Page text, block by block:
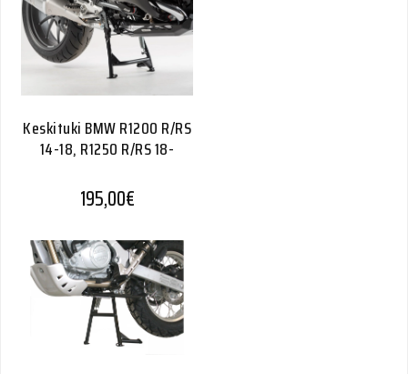
Keskituki BMW R1200 R/RS
14-18, R1250 R/RS 18-
195,00€